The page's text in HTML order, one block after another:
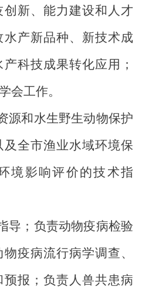
新、能力建设和人才
产新品种、新技术成
科技成果转化应用；
会工作。
源和水生野生动物保护
全市渔业水域环境保
境影响评价的技术指
导；负责动物疫病检验
疫病流行病学调查、
报；负责人兽共患病